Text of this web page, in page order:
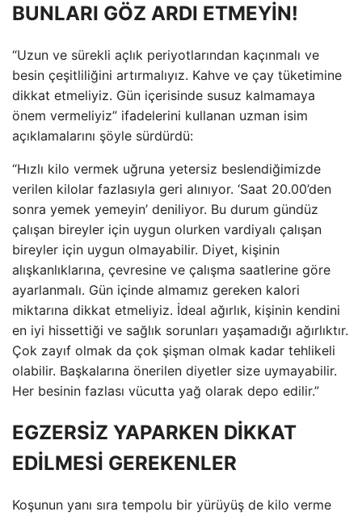
BUNLARI GÖZ ARDI ETMEYİN!
“Uzun ve sürekli açlık periyotlarından kaçınmalı ve
besin çeşitliliğini artırmalıyız. Kahve ve çay tüketimine
dikkat etmeliyiz. Gün içerisinde susuz kalmamaya
önem vermeliyiz” ifadelerini kullanan uzman isim
açıklamalarını şöyle sürdürdü:
“Hızlı kilo vermek uğruna yetersiz beslendiğimizde
verilen kilolar fazlasıyla geri alınıyor. ‘Saat 20.00’den
sonra yemek yemeyin’ deniliyor. Bu durum gündüz
çalışan bireyler için uygun olurken vardiyalı çalışan
bireyler için uygun olmayabilir. Diyet, kişinin
alışkanlıklarına, çevresine ve çalışma saatlerine göre
ayarlanmalı. Gün içinde almamız gereken kalori
miktarına dikkat etmeliyiz. İdeal ağırlık, kişinin kendini
en iyi hissettiği ve sağlık sorunları yaşamadığı ağırlıktır.
Çok zayıf olmak da çok şişman olmak kadar tehlikeli
olabilir. Başkalarına önerilen diyetler size uymayabilir.
Her besinin fazlası vücutta yağ olarak depo edilir.”
EGZERSİZ YAPARKEN DİKKAT
EDİLMESİ GEREKENLER
Koşunun yanı sıra tempolu bir yürüyüş de kilo verme